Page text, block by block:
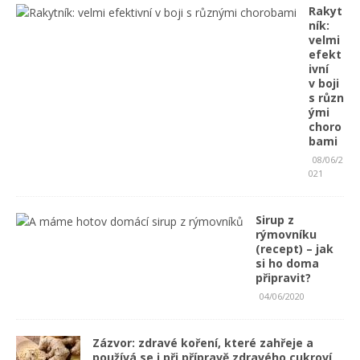
Rakyt
ník:
velmi
efekt
ivní
v boji
s různ
ými
choro
bami
08/06/2
021
Sirup z
rýmovníku
(recept) – jak
si ho doma
připravit?
04/06/2020
Zázvor: zdravé koření, které zahřeje a